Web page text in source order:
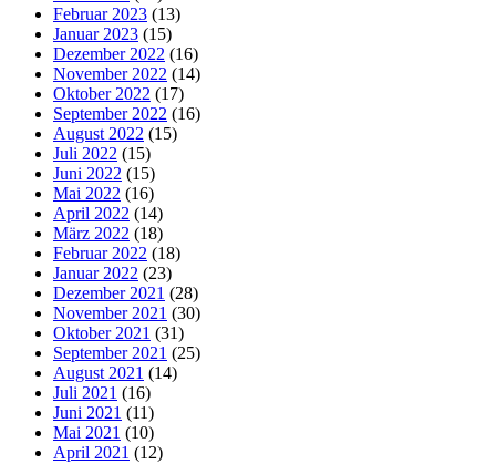
Februar 2023 (13)
Januar 2023 (15)
Dezember 2022 (16)
November 2022 (14)
Oktober 2022 (17)
September 2022 (16)
August 2022 (15)
Juli 2022 (15)
Juni 2022 (15)
Mai 2022 (16)
April 2022 (14)
März 2022 (18)
Februar 2022 (18)
Januar 2022 (23)
Dezember 2021 (28)
November 2021 (30)
Oktober 2021 (31)
September 2021 (25)
August 2021 (14)
Juli 2021 (16)
Juni 2021 (11)
Mai 2021 (10)
April 2021 (12)